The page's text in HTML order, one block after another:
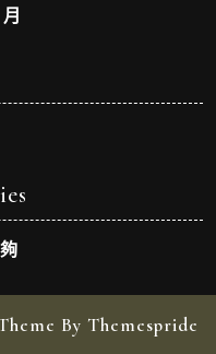
By Themespride